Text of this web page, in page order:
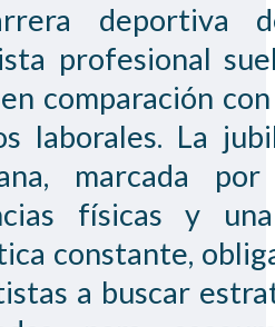
deportiva
profesional
comparación
laborales. La
marcada
físicas y
constante,
a buscar